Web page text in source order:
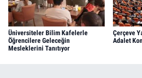
Üniversiteler Bilim Kafelerle
Öğrencilere Geleceğin
Mesleklerini Tanıtıyor
Çerçeve
Adalet